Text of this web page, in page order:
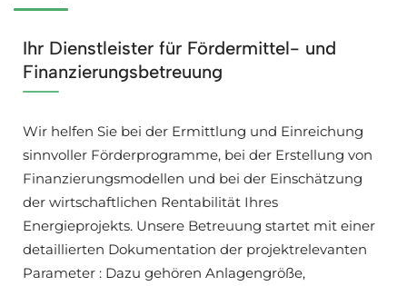
Ihr Dienstleister für Fördermittel- und
Finanzierungsbetreuung
Wir helfen Sie bei der Ermittlung und Einreichung
sinnvoller Förderprogramme, bei der Erstellung von
Finanzierungsmodellen und bei der Einschätzung
der wirtschaftlichen Rentabilität Ihres
Energieprojekts. Unsere Betreuung startet mit einer
detaillierten Dokumentation der projektrelevanten
Parameter : Dazu gehören Anlagengröße,